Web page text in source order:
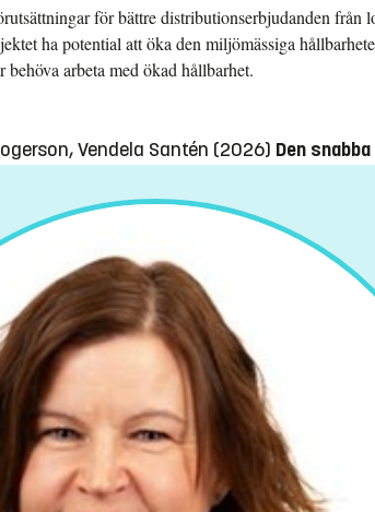
för bättre distributionserbjudanden från
ha potential att öka den miljömässiga
arbeta med ökad hållbarhet.
Vendela Santén (2026) Den